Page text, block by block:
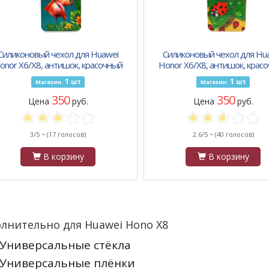
чехол для Huawei
X6/X8, антишок, красочный
принт, фламинго
Магазин: 1 шт
Цена 350руб.
3/5 ~ (17 голосов)
В корзину
Силиконовый чехол для
Honor X6/X8, антишок,
принт, божьи коровки
Магазин: 1 шт
Цена 350руб.
2.6/5 ~ (40 голосов)
В корзину
для Huawei Hono X8
Универсальные стёкла
Универсальные плёнки